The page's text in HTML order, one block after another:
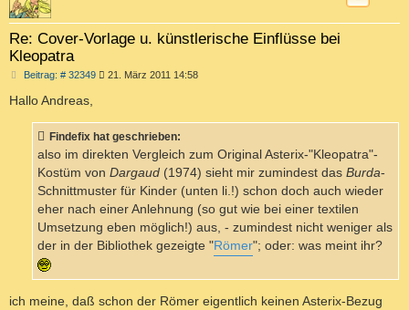
Re: Cover-Vorlage u. künstlerische Einflüsse bei
Kleopatra
Beitrag: # 32349B
r
a
21. März 2011 14:58
Hallo Andreas,
Findefix hat geschrieben:
also im direkten Vergleich zum Original Asterix-"Kleopatra"-
Kostüm von Dargaud (1974) sieht mir zumindest das Burda-
Schnittmuster für Kinder (unten li.!) schon doch auch wieder
eher nach einer Anlehnung (so gut wie bei einer textilen
Umsetzung eben möglich!) aus, - zumindest nicht weniger als
der in der Bibliothek gezeigte "Römer"; oder: was meint ihr?
ich meine, daß schon der Römer eigentlich keinen Asterix-Bezug